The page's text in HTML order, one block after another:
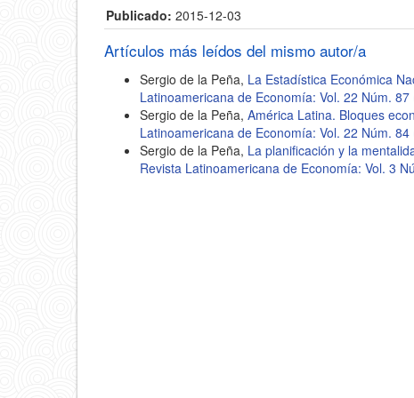
Publicado: 2015-12-03
Artículos más leídos del mismo autor/a
Sergio de la Peña, La Estadística Económica
Latinoamericana de Economía: Vol. 22 Núm. 87
Sergio de la Peña, América Latina. Bloques
Latinoamericana de Economía: Vol. 22 Núm. 84
Sergio de la Peña, La planificación y la
Revista Latinoamericana de Economía: Vol. 3